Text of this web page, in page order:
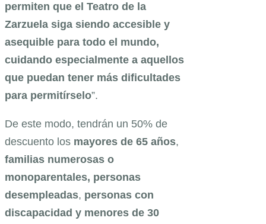
permiten que el Teatro de la
Zarzuela siga siendo accesible y
asequible para todo el mundo,
cuidando especialmente a aquellos
que puedan tener más dificultades
para permitírselo”.
De este modo, tendrán un 50% de
descuento los mayores de 65 años,
familias numerosas o
monoparentales, personas
desempleadas, personas con
discapacidad y menores de 30